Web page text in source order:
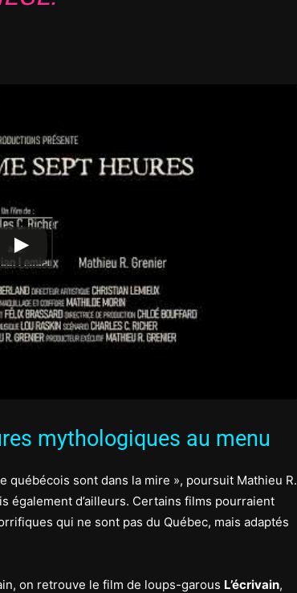
mythologiques au menu
sont dans la mire », poursuit Mathieu R.
également d’ailleurs. Certains films pourraient
qui ne sont pas du Québec, mais adaptés
on retrouve le film de loups-garous L’écrivain,